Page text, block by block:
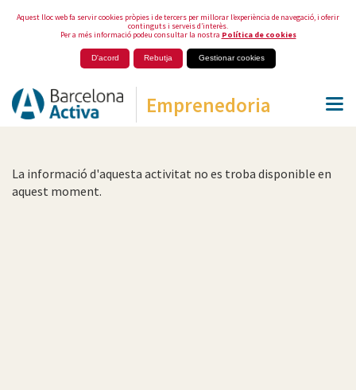
Aquest lloc web fa servir cookies pròpies i de tercers per millorar l’experiència de navegació, i oferir
continguts i serveis d’interès.
Per a més informació podeu consultar la nostra Política de cookies
D'acord Rebutja Gestionar cookies
Emprenedoria
La informació d'aquesta activitat no es troba disponible en
aquest moment.